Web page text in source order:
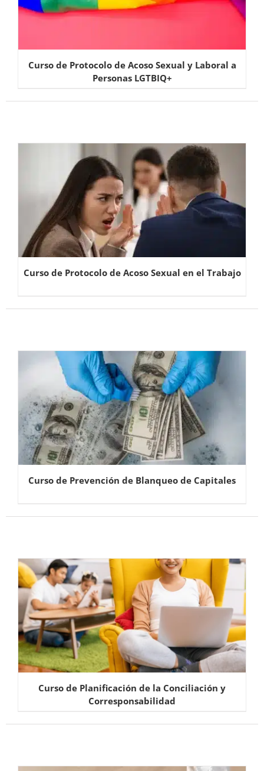
Curso de Protocolo de Acoso Sexual y Laboral a
Personas LGTBIQ+
Curso de Protocolo de Acoso Sexual en el Trabajo
Curso de Prevención de Blanqueo de Capitales
Curso de Planificación de la Conciliación y
Corresponsabilidad